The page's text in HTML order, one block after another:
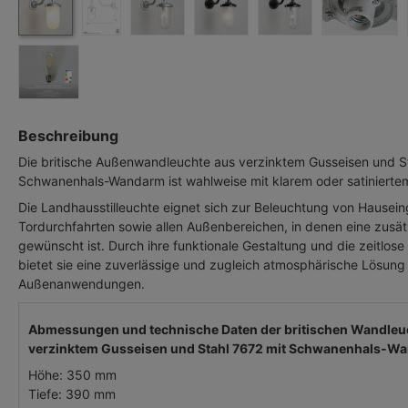
Beschreibung
Die britische Außenwandleuchte aus verzinktem Gusseisen und
Schwanenhals-Wandarm ist wahlweise mit klarem oder
Die Landhausstilleuchte eignet sich zur Beleuchtung von
Tordurchfahrten sowie allen Außenbereichen, in denen eine
gewünscht ist. Durch ihre funktionale Gestaltung und die zeitlose
bietet sie eine zuverlässige und zugleich atmosphärische
Außenanwendungen.
Abmessungen und technische Daten der britischen
verzinktem Gusseisen und Stahl 7672 mit Schwanenhals-
Höhe: 350 mm
Tiefe: 390 mm